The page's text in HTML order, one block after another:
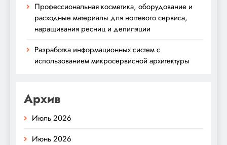
Профессиональная косметика, оборудование и
расходные материалы для ногтевого сервиса,
наращивания ресниц и депиляции
Разработка информационных систем с
использованием микросервисной архитектуры
Архив
Июль 2026
Июнь 2026